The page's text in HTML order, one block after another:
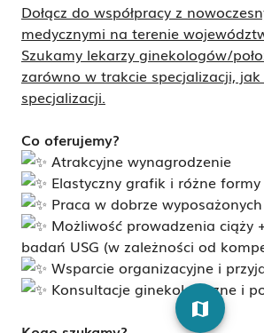
Dołącz do współpracy z
medycznymi na terenie
Szukamy lekarzy ginekologów/
zarówno w trakcie specjalizacji,
specjalizacji.
Co oferujemy?
Atrakcyjne wynagrodzenie
Elastyczny grafik i różne formy
Praca w dobrze
Możliwość prowadzenia ciąży
badań USG (w zależności od
Wsparcie organizacyjne i
Konsultacje ginekologiczne i
map